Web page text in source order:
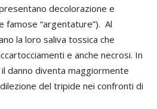
decolorazione e
famose “argentature”). Al
la loro saliva tossica che
e anche necrosi. In
danno diventa maggiormente
del tripide nei confronti di